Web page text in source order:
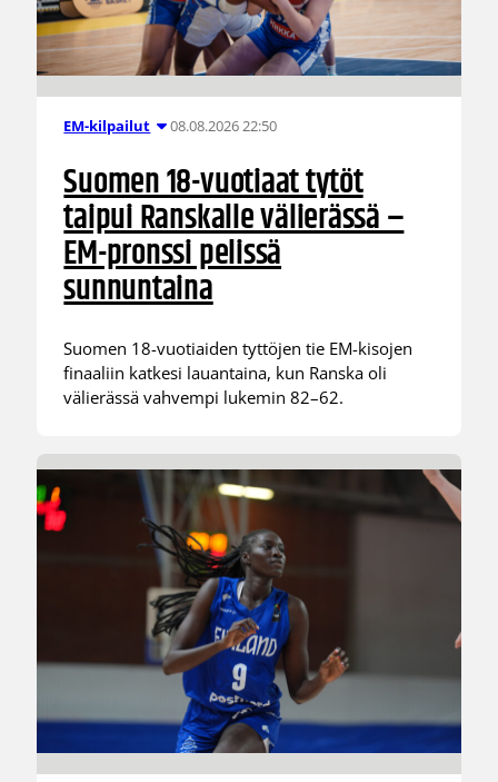
EM-kilpailut 08.08.2026 22:50
Suomen 18-vuotiaat tytöt
taipui Ranskalle välierässä –
EM-pronssi pelissä
sunnuntaina
Suomen 18-vuotiaiden tyttöjen tie EM-kisojen
finaaliin katkesi lauantaina, kun Ranska oli
välierässä vahvempi lukemin 82–62.